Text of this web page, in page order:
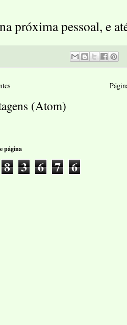
próxima pessoal, e
(Atom)
página
8 3 6 7 6